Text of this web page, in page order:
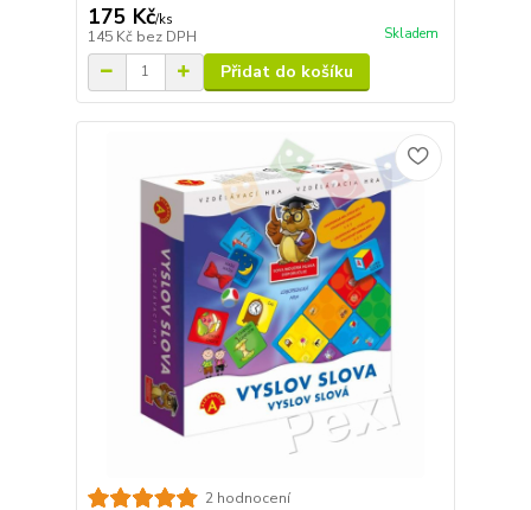
175 Kč/ks
145 Kč bez DPH Skladem
Přidat do košíku
2 hodnocení